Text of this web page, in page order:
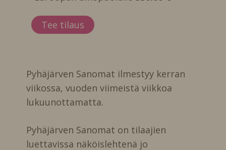
Pyhäjärven Sanomat ilmestyy kerran
viikossa, vuoden viimeistä viikkoa
lukuunottamatta.
Pyhäjärven Sanomat on tilaajien
luettavissa näköislehtenä jo